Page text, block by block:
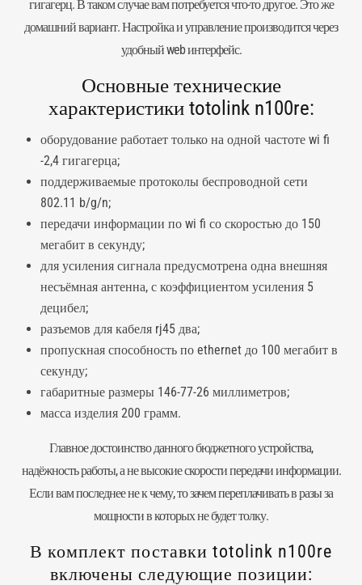
гигагерц. В таком случае вам потребуется что-то другое. Это же
домашний вариант. Настройка и управление производится через
удобный web интерфейс.
Основные технические
характеристики totolink n100re:
оборудование работает только на одной частоте wi fi
-2,4 гигагерца;
поддерживаемые протоколы беспроводной сети
802.11 b/g/n;
передачи информации по wi fi со скоростью до 150
мегабит в секунду;
для усиления сигнала предусмотрена одна внешняя
несъёмная антенна, с коэффициентом усиления 5
децибел;
разъемов для кабеля rj45 два;
пропускная способность по ethernet до 100 мегабит в
секунду;
габаритные размеры 146-77-26 миллиметров;
масса изделия 200 грамм.
Главное достоинство данного бюджетного устройства,
надёжность работы, а не высокие скорости передачи информации.
Если вам последнее не к чему, то зачем переплачивать в разы за
мощности в которых не будет толку.
В комплект поставки totolink n100re
включены следующие позиции: